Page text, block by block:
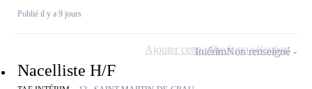
Publié il y a 9 jours
Nacelliste H/F
IntérimNon renseigné
Ajouter cette offre à ma sélection